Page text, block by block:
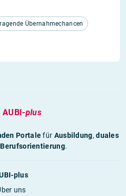
Übernahmechancen
AUBI-plus
Portalefür Ausbildung,duales
Berufsorientierung.
plus
uns